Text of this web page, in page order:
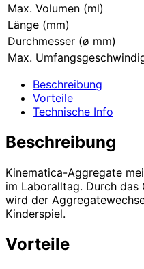
Max. Volumen (ml)
Länge (mm)
Durchmesser (ø mm)
Max.
Beschreibung
Vorteile
Technische Info
Beschreibung
Kinematica-Aggregate
im Laboralltag. Durch das
wird der
Kinderspiel.
Vorteile